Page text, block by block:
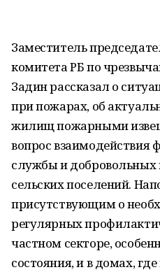
Заместитель
комитета РБ по
Задин рассказал о
при пожарах, об
жилищ пожарными
вопрос взаимодействия
службы и
сельских поселений.
присутствующим о
регулярных
частном секторе,
состояния, и в домах,